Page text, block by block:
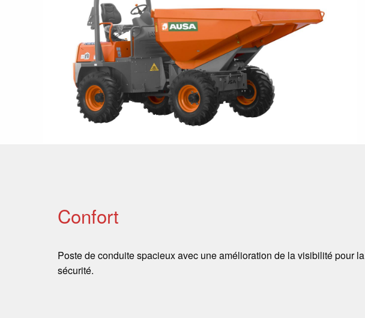
Confort
Poste de conduite spacieux avec une amélioration de la visibilité pour la
sécurité.